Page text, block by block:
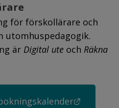
för förskollärare och
utomhuspedagogik.
är Digital ute och Räkna